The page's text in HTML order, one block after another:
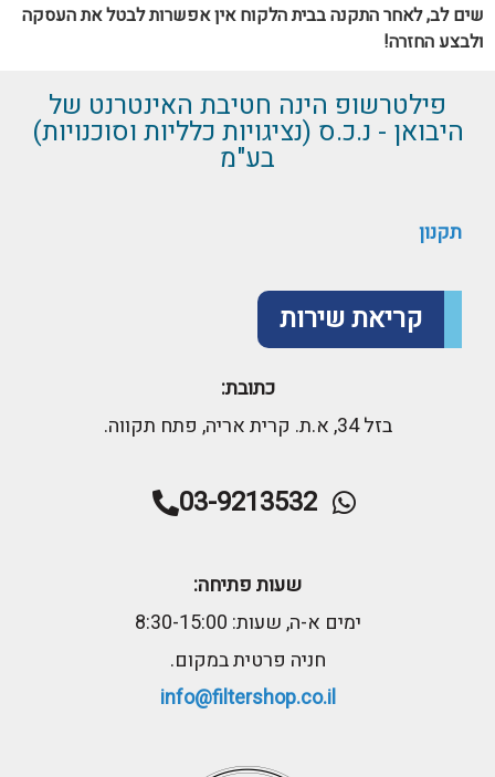
שים לב, לאחר התקנה בבית הלקוח אין אפשרות לבטל את העסקה
ולבצע החזרה!
פילטרשופ הינה חטיבת האינטרנט של
היבואן - נ.כ.ס (נציגויות כלליות וסוכנויות)
בע"מ
תקנון
קריאת שירות
כתובת:
בזל 34, א.ת. קרית אריה, פתח תקווה.
03-9213532
שעות פתיחה:
ימים א-ה, שעות: 8:30-15:00
חניה פרטית במקום.
info@filtershop.co.il